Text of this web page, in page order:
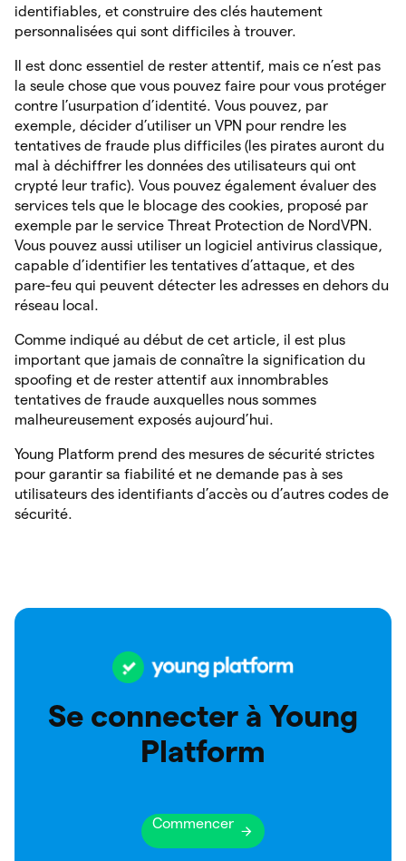
identifiables, et construire des clés hautement
personnalisées qui sont difficiles à trouver.
Il est donc essentiel de rester attentif, mais ce n’est pas
la seule chose que vous pouvez faire pour vous protéger
contre l’usurpation d’identité. Vous pouvez, par
exemple, décider d’utiliser un VPN pour rendre les
tentatives de fraude plus difficiles (les pirates auront du
mal à déchiffrer les données des utilisateurs qui ont
crypté leur trafic). Vous pouvez également évaluer des
services tels que le blocage des cookies, proposé par
exemple par le service Threat Protection de NordVPN.
Vous pouvez aussi utiliser un logiciel antivirus classique,
capable d’identifier les tentatives d’attaque, et des
pare-feu qui peuvent détecter les adresses en dehors du
réseau local.
Comme indiqué au début de cet article, il est plus
important que jamais de connaître la signification du
spoofing et de rester attentif aux innombrables
tentatives de fraude auxquelles nous sommes
malheureusement exposés aujourd’hui.
Young Platform prend des mesures de sécurité strictes
pour garantir sa fiabilité et ne demande pas à ses
utilisateurs des identifiants d’accès ou d’autres codes de
sécurité.
Se connecter à Young
Platform
Commencer